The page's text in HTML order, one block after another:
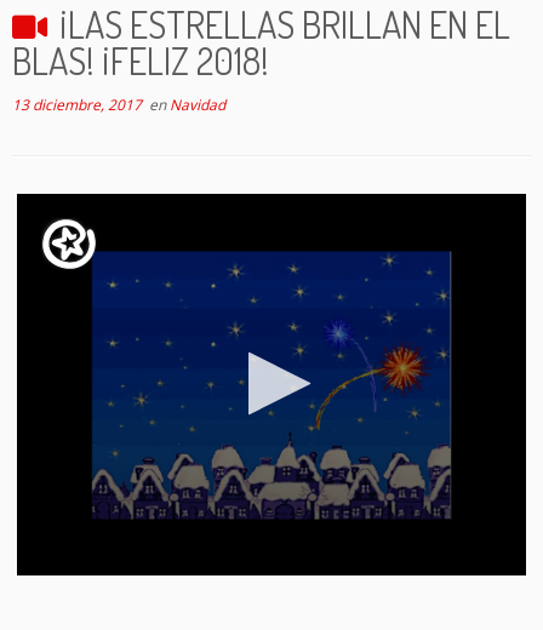
¡LAS ESTRELLAS BRILLAN EN EL
BLAS! ¡FELIZ 2018!
13 diciembre, 2017enNavidad